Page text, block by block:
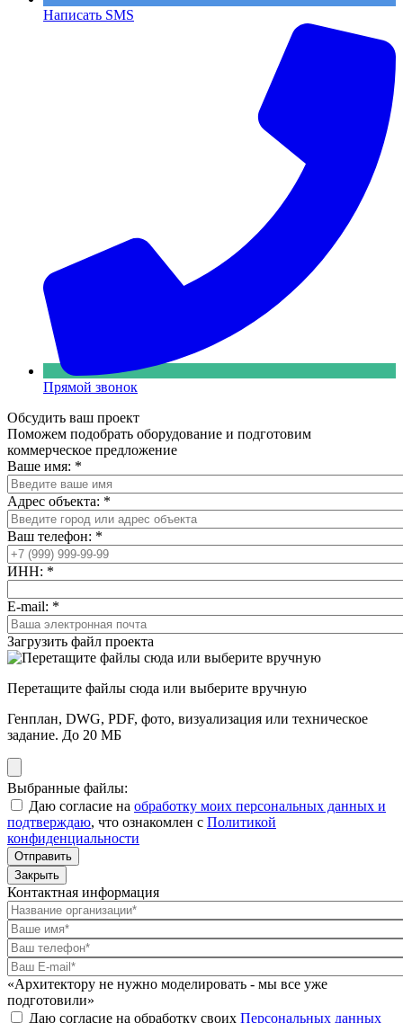
Написать SMS
Прямой звонок
Обсудить ваш проект
Поможем подобрать оборудование и подготовим
коммерческое предложение
Ваше имя: *
Адрес объекта: *
Ваш телефон: *
ИНН: *
E-mail: *
Загрузить файл проекта
Перетащите файлы сюда или выберите вручную
Генплан, DWG, PDF, фото, визуализация или техническое
задание. До 20 МБ
Выбранные файлы:
Даю согласие на обработку моих персональных данных и
подтверждаю, что ознакомлен с Политикой
конфиденциальности
Отправить
Закрыть
Контактная информация
«Архитектору не нужно моделировать - мы все уже
подготовили»
Даю согласие на обработку своих Персональных данных